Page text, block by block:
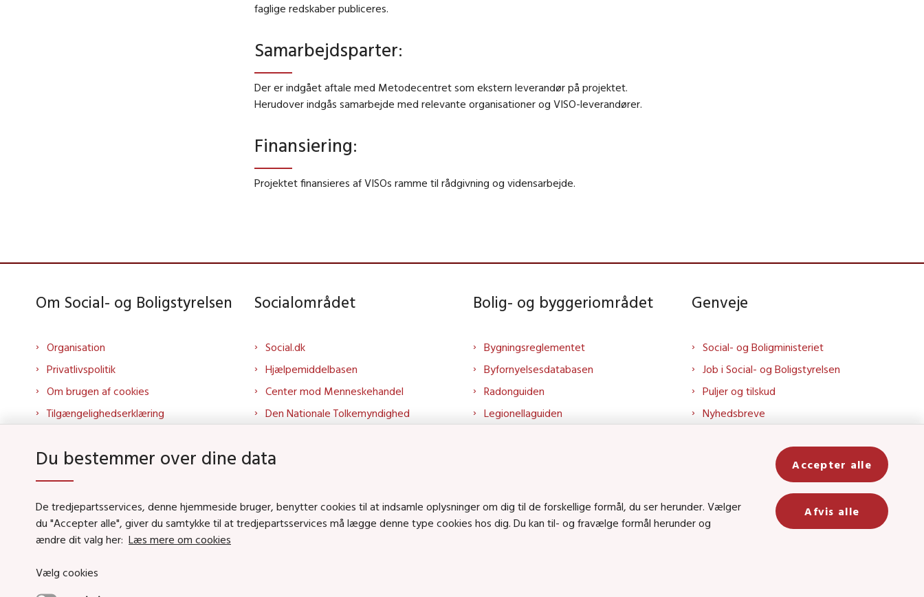
faglige redskaber publiceres.
Samarbejdsparter:
Der er indgået aftale med Metodecentret som ekstern leverandør på projektet.
Herudover indgås samarbejde med relevante organisationer og VISO-leverandører.
Finansiering:
Projektet finansieres af VISOs ramme til rådgivning og vidensarbejde.
Om Social- og Boligstyrelsen
Organisation
Privatlivspolitik
Om brugen af cookies
Tilgængelighedserklæring
Kontakt os
Whistleblowerordning
About us
Socialområdet
Social.dk
Hjælpemiddelbasen
Center mod Menneskehandel
Den Nationale Tolkemyndighed
Tolkeportalen
Socialområdet på YouTube
Podcasts på SoundCloud
Bolig- og byggeriområdet
Bygningsreglementet
Byfornyelsesdatabasen
Radonguiden
Legionellaguiden
Bolig og byggeri på LinkedIn
Bolig og byggeri på YouTube
Genveje
Social- og Boligministeriet
Job i Social- og Boligstyrelsen
Puljer og tilskud
Nyhedsbreve
Social- og Boligstyrelsens nyheder
som RSS feed
Du bestemmer over dine data
De tredjepartsservices, denne hjemmeside bruger, benytter cookies til at indsamle oplysninger om dig til de forskellige formål, du ser herunder. Vælger
du "Accepter alle", giver du samtykke til at tredjepartsservices må lægge denne type cookies hos dig. Du kan til- og fravælge formål herunder og
ændre dit valg her: Læs mere om cookies
Vælg cookies
Accepter alle
Afvis alle